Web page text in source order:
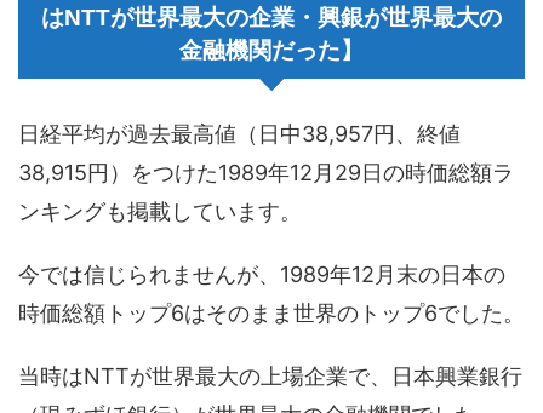
はNTTが世界最大の企業・興銀が世界最大の
金融機関だった】
日経平均が過去最高値（日中38,957円、終値
38,915円）をつけた1989年12月29日の時価総額ラ
ンキングも掲載しています。
今では信じられませんが、1989年12月末の日本の
時価総額トップ6はそのまま世界のトップ6でした。
当時はNTTが世界最大の上場企業で、日本興業銀行